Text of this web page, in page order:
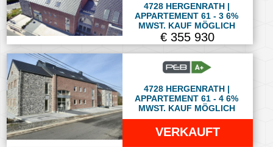
4728 HERGENRATH |
APPARTEMENT 61 - 3 6%
MWST. KAUF MÖGLICH
€ 355 930
4728 HERGENRATH |
APPARTEMENT 61 - 4 6%
MWST. KAUF MÖGLICH
VERKAUFT